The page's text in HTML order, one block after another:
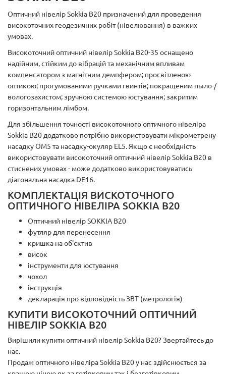
Оптичний нівелір Sokkia B20 призначений для проведення
високоточних геодезичних робіт (нівелювання) в важких
умовах.
Високоточний оптичний нівелір Sokkia B20-35 оснащено
надійним, стійким до вібрацій та механічним впливам
компенсатором з магнітним демпфером; просвітленою
оптикою; прогумованими ручками гвинтів; покращеним пыло-/
вологозахистом; зручною системою юстування; закритим
горизонтальним лімбом.
Для збільшення точності високоточного оптичного нівеліра
Sokkia B20 додатково потрібно використовувати мікрометрену
насадку OM5 та насадку-окуляр EL5. Якщо є необхідність
використовувати високоточний оптичний нівелір Sokkia B20 в
стиснених умовах - може додатково використовуватись
діагональна насадка DE16.
КОМПЛЕКТАЦІЯ ВИСКОТОЧНОГО
ОПТИЧНОГО НІВЕЛІРА SOKKIA B20
Оптичний нівелір SOKKIA B20
футляр для перенесення
кришка на об'єктив
висок
інструменти для юстування
чохол
інструкція
декларація про відповідність ЗВТ (метрологія)
КУПИТИ ВИСОКОТОЧНИЙ ОПТИЧНИЙ
НІВЕЛІР SOKKIA B20
Вирішили купити оптичний нівелір Sokkia B20? Звертайтесь до
нас.
Продаж оптичного нівеліра Sokkia B20 у нас здійснюється за